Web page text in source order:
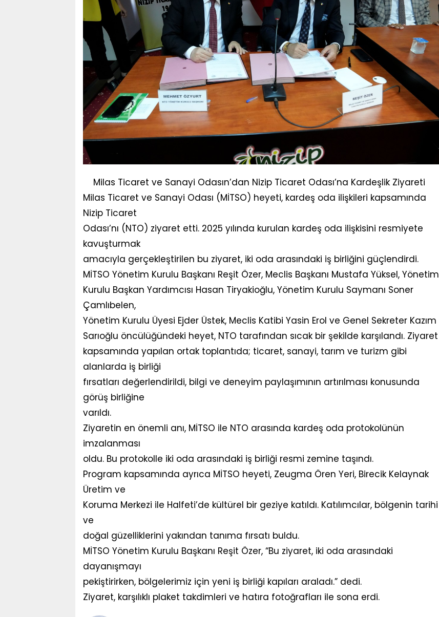
Milas Ticaret ve Sanayi Odasın’dan Nizip Ticaret Odası’na Kardeşlik Ziyareti
Milas Ticaret ve Sanayi Odası (MİTSO) heyeti, kardeş oda ilişkileri kapsamında
Nizip Ticaret
Odası’nı (NTO) ziyaret etti. 2025 yılında kurulan kardeş oda ilişkisini resmiyete
kavuşturmak
amacıyla gerçekleştirilen bu ziyaret, iki oda arasındaki iş birliğini güçlendirdi.
MİTSO Yönetim Kurulu Başkanı Reşit Özer, Meclis Başkanı Mustafa Yüksel, Yönetim
Kurulu Başkan Yardımcısı Hasan Tiryakioğlu, Yönetim Kurulu Saymanı Soner
Çamlıbelen,
Yönetim Kurulu Üyesi Ejder Üstek, Meclis Katibi Yasin Erol ve Genel Sekreter Kazım
Sarıoğlu öncülüğündeki heyet, NTO tarafından sıcak bir şekilde karşılandı. Ziyaret
kapsamında yapılan ortak toplantıda; ticaret, sanayi, tarım ve turizm gibi
alanlarda iş birliği
fırsatları değerlendirildi, bilgi ve deneyim paylaşımının artırılması konusunda
görüş birliğine
varıldı.
Ziyaretin en önemli anı, MİTSO ile NTO arasında kardeş oda protokolünün
imzalanması
oldu. Bu protokolle iki oda arasındaki iş birliği resmi zemine taşındı.
Program kapsamında ayrıca MİTSO heyeti, Zeugma Ören Yeri, Birecik Kelaynak
Üretim ve
Koruma Merkezi ile Halfeti’de kültürel bir geziye katıldı. Katılımcılar, bölgenin tarihi
ve
doğal güzelliklerini yakından tanıma fırsatı buldu.
MİTSO Yönetim Kurulu Başkanı Reşit Özer, “Bu ziyaret, iki oda arasındaki
dayanışmayı
pekiştirirken, bölgelerimiz için yeni iş birliği kapıları araladı.” dedi.
Ziyaret, karşılıklı plaket takdimleri ve hatıra fotoğrafları ile sona erdi.